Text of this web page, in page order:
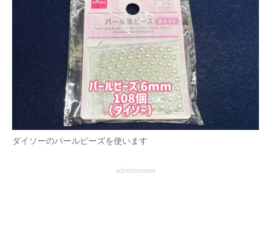
ダイソーのパールビーズを使います
advertisement